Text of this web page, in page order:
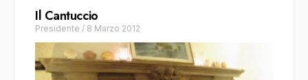
Il Cantuccio
Presidente / 8 Marzo 2012